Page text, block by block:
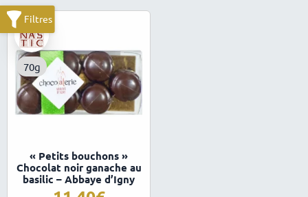
70g
« Petits bouchons »
Chocolat noir ganache au
basilic – Abbaye d’Igny